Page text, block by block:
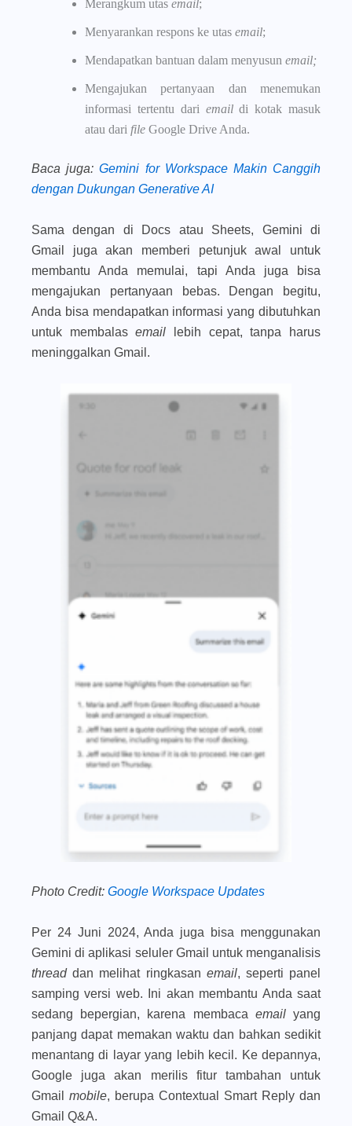
Merangkum utas email;
Menyarankan respons ke utas email;
Mendapatkan bantuan dalam menyusun email;
Mengajukan pertanyaan dan menemukan
informasi tertentu dari emaildi kotak masuk
atau dari file Google Drive Anda.
Baca juga: Gemini for Workspace Makin Canggih
dengan Dukungan Generative AI
Sama dengan di Docs atau Sheets, Gemini di
Gmail juga akan memberi petunjuk awal untuk
membantu Anda memulai, tapi Anda juga bisa
mengajukan pertanyaan bebas. Dengan begitu,
Anda bisa mendapatkan informasi yang dibutuhkan
untuk membalasemail
lebih cepat, tanpa harus
meninggalkan Gmail.
Photo Credit: Google Workspace Updates
Per 24 Juni 2024, Anda juga bisa menggunakan
Gemini di aplikasi seluler Gmail untuk menganalisis
threaddan melihat ringkasan email, seperti panel
samping versi web. Ini akan membantu Anda saat
sedang bepergian, karena membaca emailyang
panjang dapat memakan waktu dan bahkan sedikit
menantang di layar yang lebih kecil. Ke depannya,
Google juga akan merilis fitur tambahan untuk
Gmail mobile, berupa Contextual Smart Reply dan
Gmail Q&A.